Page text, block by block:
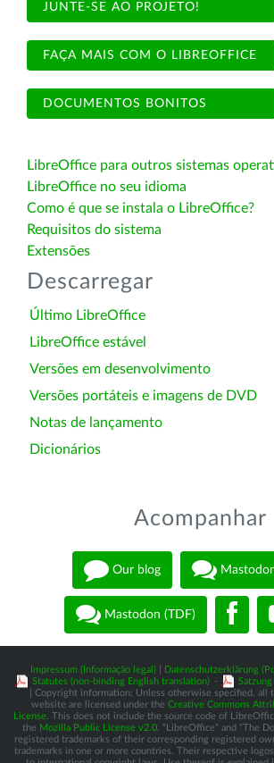
JUNTE-SE AO PROJETO!
FAÇA MAIS COM O LIBREOFFICE
DOCUMENTOS BONITOS
LibreOffice para outros sistemas
LibreOffice no seu idioma
Como é que se instala o LibreOffice?
Requisitos do sistema
Extensões
Descarregar
Último LibreOffice
LibreOffice estável
Versões em desenvolvimento
Versões portáteis e imagens de DVD
Notas de lançamento
Dicionários
Acompanhar
Our blog
Mastodon (TDF)
Impressum (Informação legal) Datenschutzerklärung
Statutes (non-binding English translation) -
| Copyright information: Unless otherwise specified, all
website are licensed under the Creative Commons
License . This does not include the source code of
the Mozilla Public License v2.0 . “LibreOffice” and “The
registered trademarks of their corresponding registered
trademarks in one or more countries. Their respective